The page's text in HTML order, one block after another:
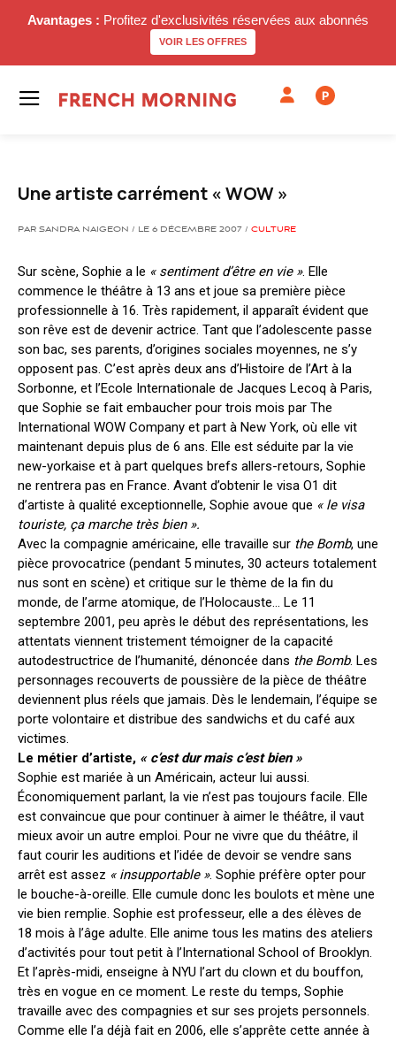
Avantages : Profitez d'exclusivités réservées aux abonnés
VOIR LES OFFRES
P
Une artiste carrément « WOW »
PAR SANDRA NAIGEON / LE 6 DÉCEMBRE 2007 / CULTURE
Sur scène, Sophie a le « sentiment d’être en vie ». Elle
commence le théâtre à 13 ans et joue sa première pièce
professionnelle à 16. Très rapidement, il apparaît évident que
son rêve est de devenir actrice. Tant que l’adolescente passe
son bac, ses parents, d’origines sociales moyennes, ne s’y
opposent pas. C’est après deux ans d’Histoire de l’Art à la
Sorbonne, et l’Ecole Internationale de Jacques Lecoq à Paris,
que Sophie se fait embaucher pour trois mois par The
International WOW Company et part à New York, où elle vit
maintenant depuis plus de 6 ans. Elle est séduite par la vie
new-yorkaise et à part quelques brefs allers-retours, Sophie
ne rentrera pas en France. Avant d’obtenir le visa O1 dit
d’artiste à qualité exceptionnelle, Sophie avoue que « le visa
touriste, ça marche très bien ».
Avec la compagnie américaine, elle travaille sur the Bomb, une
pièce provocatrice (pendant 5 minutes, 30 acteurs totalement
nus sont en scène) et critique sur le thème de la fin du
monde, de l’arme atomique, de l’Holocauste… Le 11
septembre 2001, peu après le début des représentations, les
attentats viennent tristement témoigner de la capacité
autodestructrice de l’humanité, dénoncée dans the Bomb. Les
personnages recouverts de poussière de la pièce de théâtre
deviennent plus réels que jamais. Dès le lendemain, l’équipe se
porte volontaire et distribue des sandwichs et du café aux
victimes.
Le métier d’artiste, « c’est dur mais c’est bien »
Sophie est mariée à un Américain, acteur lui aussi.
Économiquement parlant, la vie n’est pas toujours facile. Elle
est convaincue que pour continuer à aimer le théâtre, il vaut
mieux avoir un autre emploi. Pour ne vivre que du théâtre, il
faut courir les auditions et l’idée de devoir se vendre sans
arrêt est assez « insupportable ». Sophie préfère opter pour
le bouche-à-oreille. Elle cumule donc les boulots et mène une
vie bien remplie. Sophie est professeur, elle a des élèves de
18 mois à l’âge adulte. Elle anime tous les matins des ateliers
d’activités pour tout petit à l’International School of Brooklyn.
Et l’après-midi, enseigne à NYU l’art du clown et du bouffon,
très en vogue en ce moment. Le reste du temps, Sophie
travaille avec des compagnies et sur ses projets personnels.
Comme elle l’a déjà fait en 2006, elle s’apprête cette année à